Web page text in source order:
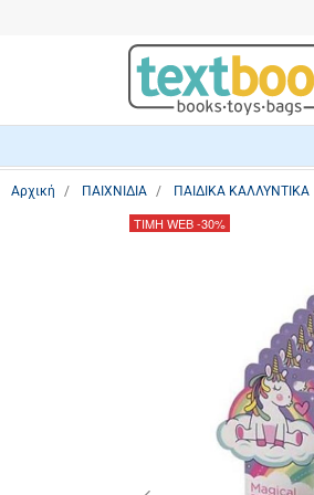
Αρχική ΠΑΙΧΝΙΔΙΑ ΠΑΙΔΙΚΑ ΚΑΛΛΥΝΤΙΚΑ
ΤΙΜΗ WEB-30%